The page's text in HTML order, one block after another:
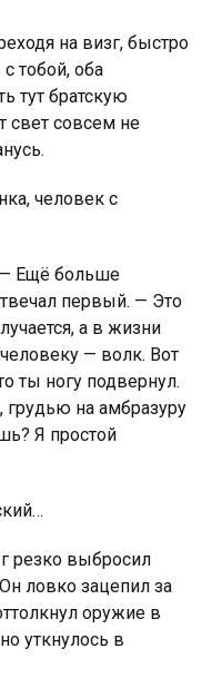
на визг, быстро
тобой, оба
тут братскую
свет совсем не
человек с
— Ещё бoльше
первый. — Это
а в жизни
— волк. Вот
ты ногу подвернул.
на амбразуру
Я простой
резко выбросил
ловко зацепил за
орyжие в
уткнулось в